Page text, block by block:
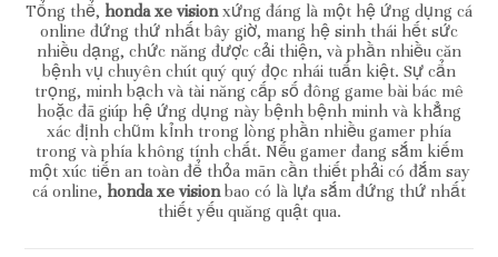
Tổng thể, honda xe visionxứng đáng là một hệ ứng dụng cá
online đứng thứ nhất bây giờ, mang hệ sinh thái hết sức
nhiều dạng, chức năng được cải thiện, và phần nhiều căn
bệnh vụ chuyên chút quý quý đọc nhái tuấn kiệt. Sự cẩn
trọng, minh bạch và tài năng cấp số đông game bài bác mê
hoặc đã giúp hệ ứng dụng này bệnh bệnh minh và khẳng
xác định chũm kỉnh trong lòng phần nhiều gamer phía
trong và phía không tính chất. Nếu gamer đang sắm kiếm
một xúc tiến an toàn để thỏa mãn cần thiết phải có đắm say
cá online, honda xe visionbao có là lựa sắm đứng thứ nhất
thiết yếu quăng quật qua.